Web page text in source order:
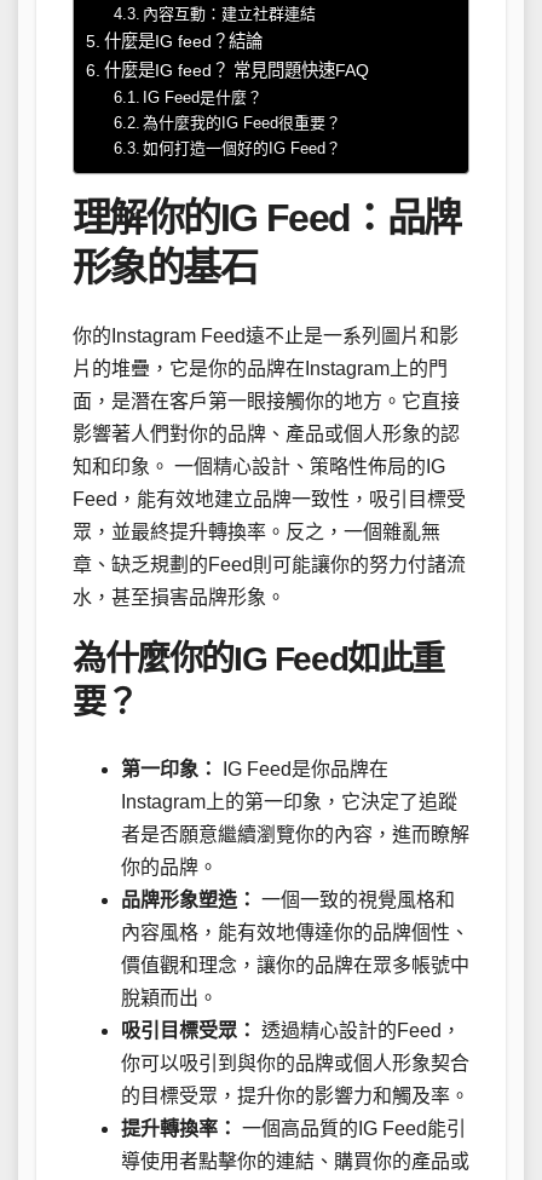
內容互動：建立社群連結
什麼是IG feed？結論
什麼是IG feed？ 常見問題快速FAQ
IG Feed是什麼？
為什麼我的IG Feed很重要？
如何打造一個好的IG Feed？
理解你的IG Feed：品牌
形象的基石
你的Instagram Feed遠不止是一系列圖片和影
片的堆疊，它是你的品牌在Instagram上的門
面，是潛在客戶第一眼接觸你的地方。它直接
影響著人們對你的品牌、產品或個人形象的認
知和印象。 一個精心設計、策略性佈局的IG
Feed，能有效地建立品牌一致性，吸引目標受
眾，並最終提升轉換率。反之，一個雜亂無
章、缺乏規劃的Feed則可能讓你的努力付諸流
水，甚至損害品牌形象。
為什麼你的IG Feed如此重
要？
第一印象：
IG Feed是你品牌在
Instagram上的第一印象，它決定了追蹤
者是否願意繼續瀏覽你的內容，進而瞭解
你的品牌。
品牌形象塑造： 一個一致的視覺風格和
內容風格，能有效地傳達你的品牌個性、
價值觀和理念，讓你的品牌在眾多帳號中
脫穎而出。
吸引目標受眾： 透過精心設計的Feed，
你可以吸引到與你的品牌或個人形象契合
的目標受眾，提升你的影響力和觸及率。
提升轉換率： 一個高品質的IG Feed能引
導使用者點擊你的連結、購買你的產品或